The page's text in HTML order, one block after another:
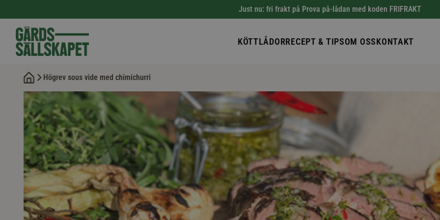
Just nu: fri frakt på Prova på-lådan med koden FRIFRAKT
KÖTTLÅDORRECEPT & TIPSOM OSSKONTAKT
Högrev sous vide med chimichurri